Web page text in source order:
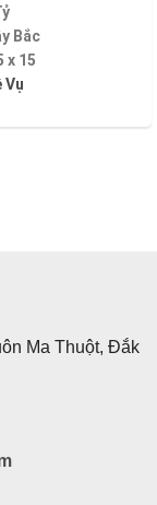
Bắc
x 15
Vụ
Ma Thuột, Đắk